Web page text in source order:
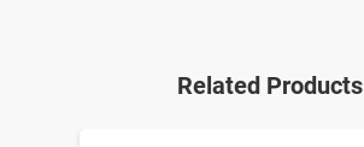
Related Products